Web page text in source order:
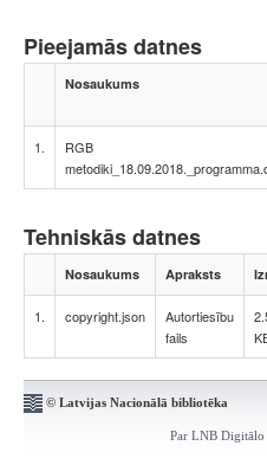
Pieejamās datnes
Nosaukums
1.
RGB
Tehniskās datnes
Nosaukums Apraksts
1. copyright.json
Autortiesību
fails
© Latvijas Nacionālā bibliotēka
Par LNB